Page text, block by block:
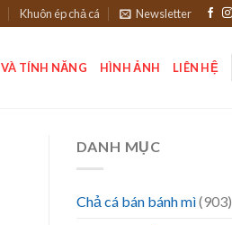
Khuôn ép chả cá Newsletter
TÍNH NĂNG HÌNH ẢNH LIÊN HỆ
DANH MỤC
Chả cá bán bánh mì(903)